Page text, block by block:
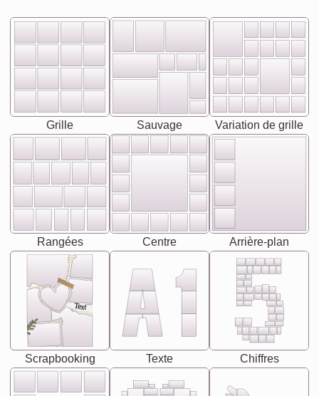
Grille Sauvage Variation de grille
Rangées Centre Arrière-plan
Text
Scrapbooking Texte Chiffres